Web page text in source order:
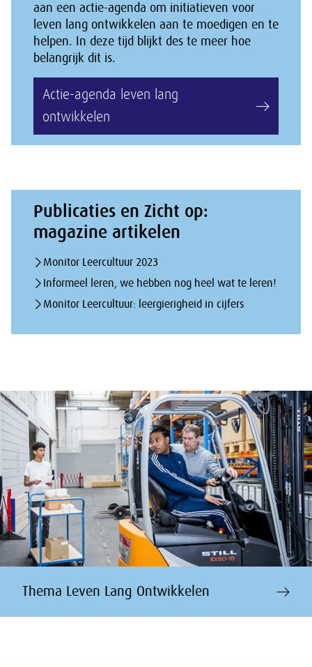
aan een actie-agenda om initiatieven voor
leven lang ontwikkelen aan te moedigen en te
helpen. In deze tijd blijkt des te meer hoe
belangrijk dit is.
Actie-agenda leven lang
ontwikkelen
Publicaties en Zicht op:
magazine artikelen
Monitor Leercultuur 2023
Informeel leren, we hebben nog heel wat te leren!
Monitor Leercultuur: leergierigheid in cijfers
Thema Leven Lang Ontwikkelen